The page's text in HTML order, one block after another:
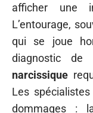
afficher une
L’entourage,
qui se joue
diagnostic de
narcissique
Les
dommages :